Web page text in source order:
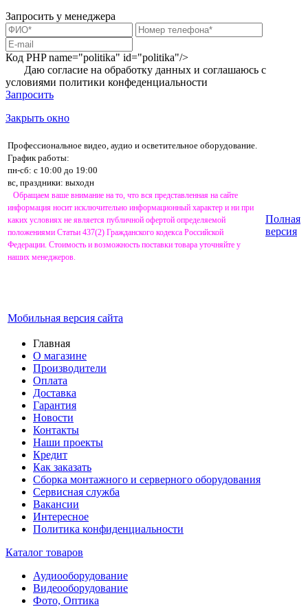
Запросить у менеджера
Код PHPname="politika" id="politika"/>
Даю согласие на обработку данных и соглашаюсь с
условиями политики конфеденциальности
Запросить
Закрыть окно
Профессиональное видео, аудио и осветительное оборудование.
График работы:
пн-сб: с 10:00 до 19:00
вс, праздники: выходн
Обращаем ваше внимание на то, что вся представленная на сайте
информация носит исключительно информационный характер и ни при
каких условиях не является публичной офертой определяемой
положениями Статьи 437(2) Гражданского кодекса Российской
Федерации. Стоимость и возможность поставки товара уточняйте у
наших менеджеров.
Мобильная версия сайта
Полная
версия
Главная
О магазине
Производители
Оплата
Доставка
Гарантия
Новости
Контакты
Наши проекты
Кредит
Как заказать
Сборка монтажного и серверного оборудования
Сервисная служба
Вакансии
Интересное
Политика конфиденциальности
Каталог товаров
Аудиооборудование
Видеооборудование
Фото, Оптика